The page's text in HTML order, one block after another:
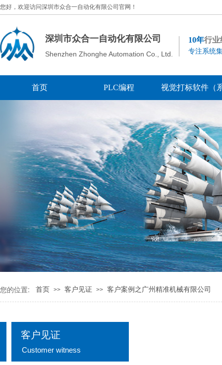
您好，欢迎访问深圳市众合一自动化有限公司官网！
Shenzhen Zhonghe Automation Co., Ltd.
深圳市众合一自动化有限公司 10年行业
专注系统
首页 PLC编程 视觉打标软件（
您的位置: 首页 >> 客户见证 >> 客户案例之广州精准机械有限公司
客户见证
Customer witness